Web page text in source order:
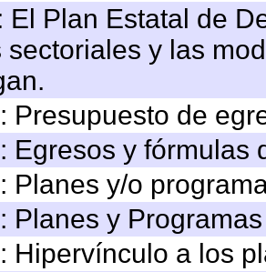
El Plan Estatal de
sectoriales y las
Presupuesto de
Egresos y fórmulas
Planes y/o
Planes y
Hipervínculo a los